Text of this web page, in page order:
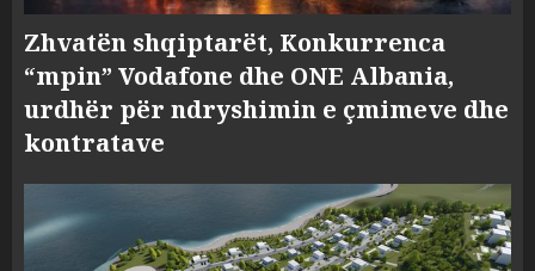
Zhvatën shqiptarët, Konkurrenca
“mpin” Vodafone dhe ONE Albania,
urdhër për ndryshimin e çmimeve dhe
kontratave